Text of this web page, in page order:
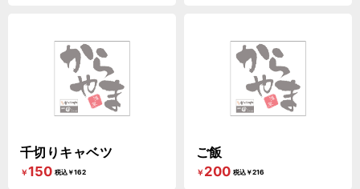
千切りキャベツ
￥150 税込￥162
ご飯
￥ 200 税込￥216